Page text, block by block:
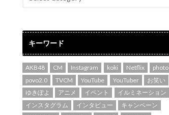
キーワード
AKB48 CM Instagram koki Netflix
photo
povo2.0
TVCM YouTube YouTuber
お笑い
ゆきぽよ
アニメ イベント
イルミネーション
インスタグラム
インタビュー
キャンペーン